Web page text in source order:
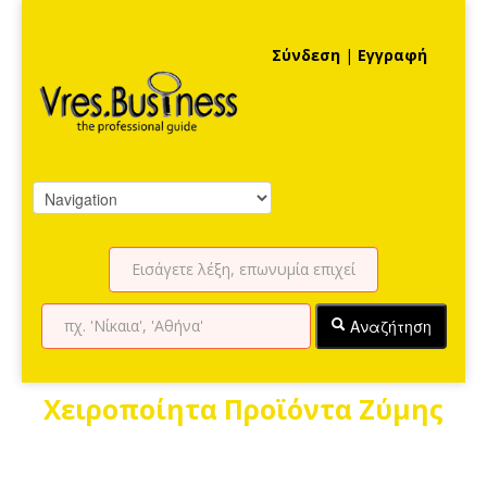
Σύνδεση | Εγγραφή
Αναζήτηση
Χειροποίητα Προϊόντα Ζύμης